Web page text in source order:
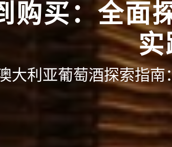
购买：全面
实
大利亚葡萄酒探索指